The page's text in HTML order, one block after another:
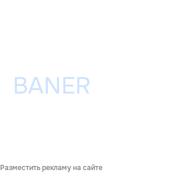
Разместить рекламу на сайте